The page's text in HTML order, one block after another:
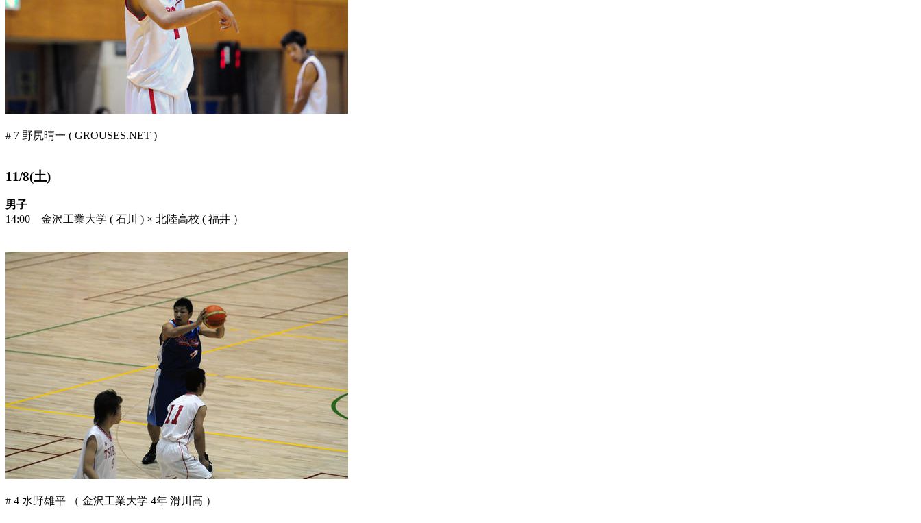
# 7 野尻晴一 ( GROUSES.NET )
11/8(土)
男子
14:00 金沢工業大学 ( 石川 ) × 北陸高校 ( 福井 ）
# 4 水野雄平 （ 金沢工業大学 4年 滑川高 ）